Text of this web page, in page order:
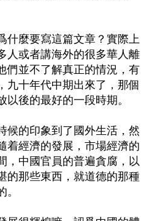
什麼要寫這篇文章？實際上
人或者講海外的很多華人離
們並不了解真正的情況，有
九十年代中期出來了，那個
以後的最好的一段時期。
候的印象到了國外生活，然
着經濟的發展，市場經濟的
，中國官員的普遍貪腐，以
的那些東西，就道德的那種